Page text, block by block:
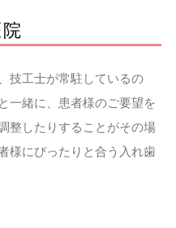
技工士が常駐しているの
一緒に、患者様のご要望を
整したりすることがその場
様にぴったりと合う入れ歯